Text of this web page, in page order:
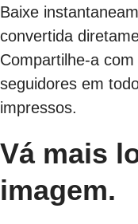
Baixe
convertida
Compartilhe-a
seguidores em
impressos.
Vá mais
imagem.